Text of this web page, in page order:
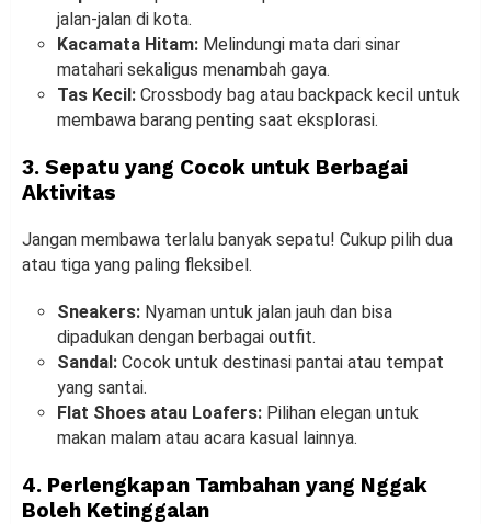
jalan-jalan di kota.
Kacamata Hitam: Melindungi mata dari sinar
matahari sekaligus menambah gaya.
Tas Kecil: Crossbody bag atau backpack kecil untuk
membawa barang penting saat eksplorasi.
3. Sepatu yang Cocok untuk Berbagai
Aktivitas
Jangan membawa terlalu banyak sepatu! Cukup pilih dua
atau tiga yang paling fleksibel.
Sneakers: Nyaman untuk jalan jauh dan bisa
dipadukan dengan berbagai outfit.
Sandal: Cocok untuk destinasi pantai atau tempat
yang santai.
Flat Shoes atau Loafers: Pilihan elegan untuk
makan malam atau acara kasual lainnya.
4. Perlengkapan Tambahan yang Nggak
Boleh Ketinggalan